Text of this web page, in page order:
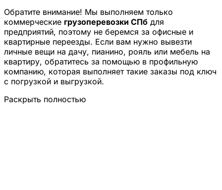
Обратите внимание! Мы выполняем только
коммерческие грузоперевозки СПб для
предприятий, поэтому не беремся за офисные и
квартирные переезды. Если вам нужно вывезти
личные вещи на дачу, пианино, рояль или мебель на
квартиру, обратитесь за помощью в профильную
компанию, которая выполняет такие заказы под ключ
с погрузкой и выгрузкой.
Раскрыть полностью